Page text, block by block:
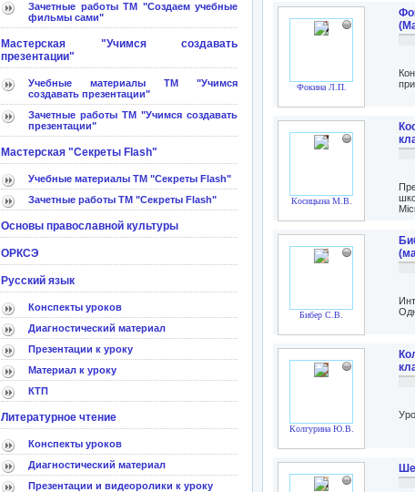
Зачетные работы ТМ "Создаем учебные
фильмы сами"
Мастерская "Учимся создавать
презентации"
Учебные материалы ТМ "Учимся
создавать презентации"
Зачетные работы ТМ "Учимся создавать
презентации"
Мастерская "Секреты Flash"
Учебные материалы ТМ "Секреты Flash"
Зачетные работы ТМ "Секреты Flash"
Основы православной культуры
ОРКСЭ
Русский язык
Конспекты уроков
Диагностический материал
Презентации к уроку
Материал к уроку
КТП
Литературное чтение
Конспекты уроков
Диагностический материал
Презентации и видеоролики к уроку
Фокина Л.П.
Косицына М.В.
Бибер С.В.
Колгурина Ю.В.